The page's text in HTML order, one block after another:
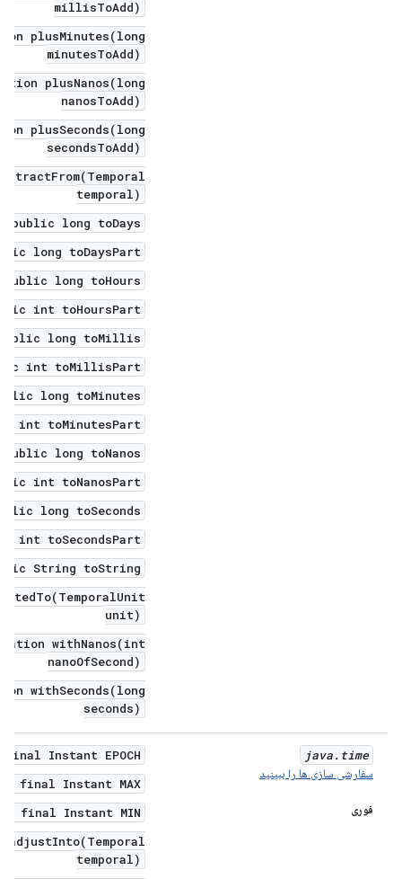
millisToAdd)
plusMinutes(long
minutesToAdd)
plusNanos(long
nanosToAdd)
plusSeconds(long
secondsToAdd)
temporal)
public long toDays()
long toDaysPart()
public long toHours()
int toHoursPart()
long toMillis()
int toMillisPart()
long toMinutes()
int toMinutesPart()
public long toNanos()
int toNanosPart()
long toSeconds()
int toSecondsPart()
String toString()
unit)
withNanos(int
nanoOfSecond)
withSeconds(long
seconds)
java. time
سفارشی سازی ها را ببینید
فوری
Instant EPOCH
final Instant MAX
final Instant MIN
adjustInto(Temporal
temporal)